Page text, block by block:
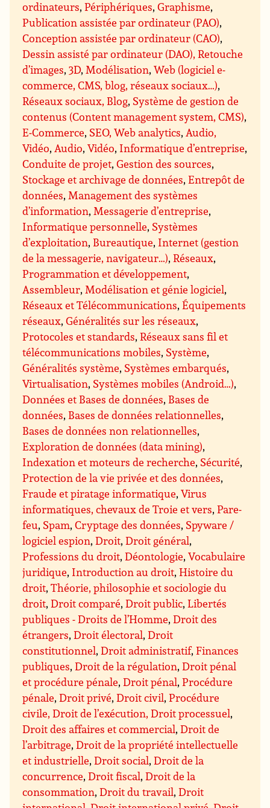
ordinateurs,Périphériques,Graphisme,
Publication assistée par ordinateur (PAO),
Conception assistée par ordinateur (CAO),
Dessin assisté par ordinateur (DAO), Retouche
d’images,3D, Modélisation,Web (logiciel e-
commerce, CMS, blog, réseaux sociaux…),
Réseaux sociaux, Blog, Système de gestion de
contenus (Content management system, CMS),
E-Commerce, SEO, Web analytics, Audio,
Vidéo, Audio,Vidéo, Informatique d’entreprise,
Conduite de projet,Gestion des sources,
Stockage et archivage de données,Entrepôt de
données, Management des systèmes
d’information, Messagerie d’entreprise,
Informatique personnelle, Systèmes
d’exploitation, Bureautique, Internet (gestion
de la messagerie, navigateur…),Réseaux,
Programmation et développement,
Assembleur, Modélisation et génie logiciel,
Réseaux et Télécommunications,Équipements
réseaux,Généralités sur les réseaux,
Protocoles et standards,Réseaux sans fil et
télécommunications mobiles, Système,
Généralités système, Systèmes embarqués,
Virtualisation, Systèmes mobiles (Android…),
Données et Bases de données, Bases de
données, Bases de données relationnelles,
Bases de données non relationnelles,
Exploration de données (data mining),
Indexation et moteurs de recherche, Sécurité,
Protection de la vie privée et des données,
Fraude et piratage informatique,Virus
informatiques, chevaux de Troie et vers,Pare-
feu, Spam,Cryptage des données, Spyware /
logiciel espion,Droit,Droit général,
Professions du droit,Déontologie,Vocabulaire
juridique, Introduction au droit,Histoire du
droit,Théorie, philosophie et sociologie du
droit,Droit comparé,Droit public,Libertés
publiques - Droits de l’Homme,Droit des
étrangers,Droit électoral,Droit
constitutionnel,Droit administratif,Finances
publiques,Droit de la régulation,Droit pénal
et procédure pénale,Droit pénal,Procédure
pénale,Droit privé,Droit civil,Procédure
civile, Droit de l’exécution, Droit processuel,
Droit des affaires et commercial,Droit de
l’arbitrage,Droit de la propriété intellectuelle
et industrielle,Droit social,Droit de la
concurrence,Droit fiscal,Droit de la
consommation,Droit du travail,Droit